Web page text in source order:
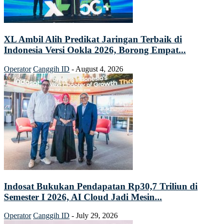
XL Ambil Alih Predikat Jaringan Terbaik di
Indonesia Versi Ookla 2026, Borong Empat...
Operator Canggih ID - August 4, 2026
Indosat Bukukan Pendapatan Rp30,7 Triliun di
Semester I 2026, AI Cloud Jadi Mesin...
Operator Canggih ID - July 29, 2026